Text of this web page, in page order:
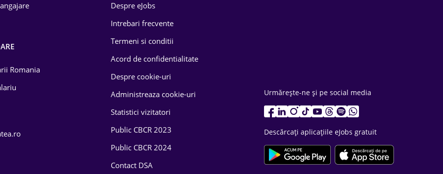
Romania
Despre eJobs
Intrebari frecvente
Termeni si conditii
Acord de confidentialitate
Despre cookie-uri
Administreaza cookie-uri
Statistici vizitatori
Public CBCR 2023
Public CBCR 2024
Contact DSA
Urmărește-ne și pe social media
Descărcați aplicațiile eJobs gratuit